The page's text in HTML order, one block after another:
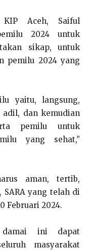
KIP Aceh, Saiful
2024 untuk
sikap, untuk
pemilu 2024 yang
yaitu, langsung,
adil, dan kemudian
pemilu untuk
yang sehat,”
aman, tertib,
yang telah di
Februari 2024.
damai ini dapat
masyarakat